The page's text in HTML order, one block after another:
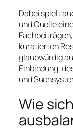
Dabei spielt
und Quelle
kuratierten
glaubwürdig
Einbindung,
und
Wie